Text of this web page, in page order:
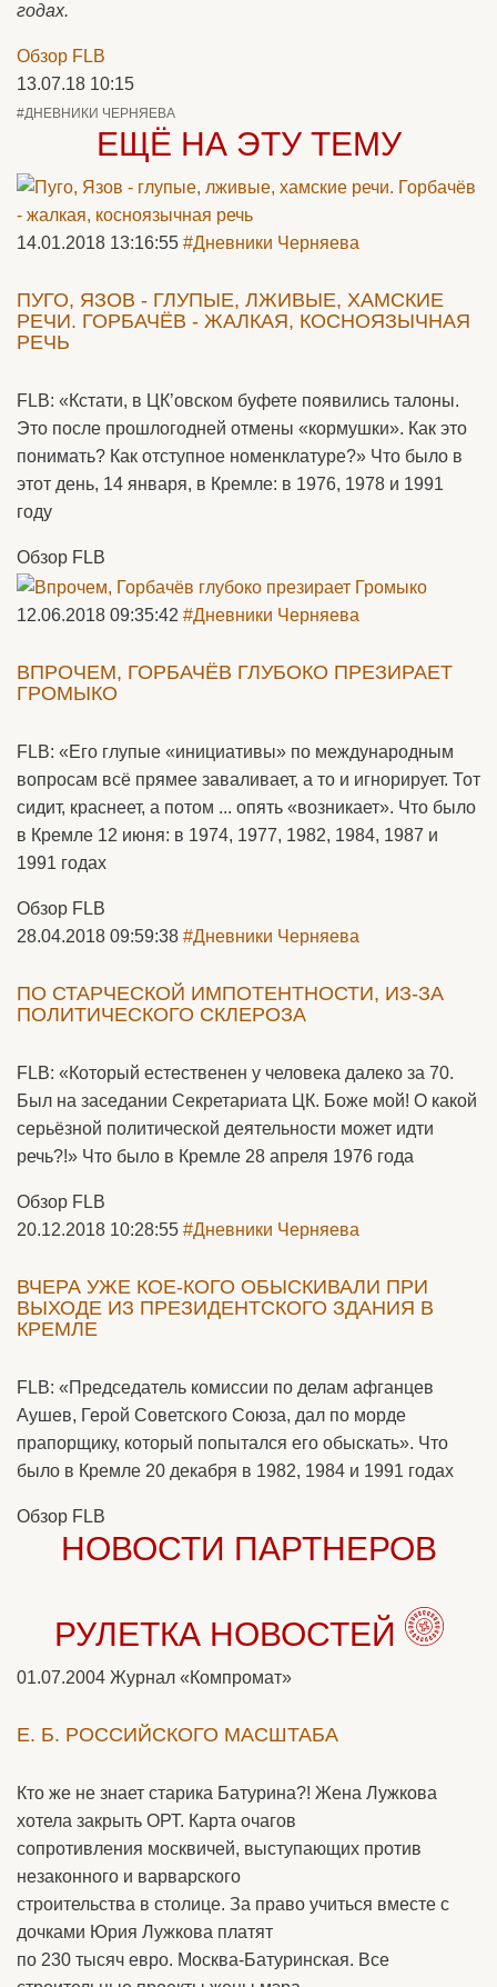
годах.
Обзор FLB
13.07.18 10:15
#ДНЕВНИКИ ЧЕРНЯЕВА
ЕЩЁ НА ЭТУ ТЕМУ
14.01.2018 13:16:55 #Дневники Черняева
ПУГО, ЯЗОВ - ГЛУПЫЕ, ЛЖИВЫЕ, ХАМСКИЕ
РЕЧИ. ГОРБАЧЁВ - ЖАЛКАЯ, КОСНОЯЗЫЧНАЯ
РЕЧЬ
FLB: «Кстати, в ЦК’овском буфете появились талоны.
Это после прошлогодней отмены «кормушки». Как это
понимать? Как отступное номенклатуре?» Что было в
этот день, 14 января, в Кремле: в 1976, 1978 и 1991
году
Обзор FLB
12.06.2018 09:35:42 #Дневники Черняева
ВПРОЧЕМ, ГОРБАЧЁВ ГЛУБОКО ПРЕЗИРАЕТ
ГРОМЫКО
FLB: «Его глупые «инициативы» по международным
вопросам всё прямее заваливает, а то и игнорирует. Тот
сидит, краснеет, а потом ... опять «возникает». Что было
в Кремле 12 июня: в 1974, 1977, 1982, 1984, 1987 и
1991 годах
Обзор FLB
28.04.2018 09:59:38 #Дневники Черняева
ПО СТАРЧЕСКОЙ ИМПОТЕНТНОСТИ, ИЗ-ЗА
ПОЛИТИЧЕСКОГО СКЛЕРОЗА
FLB: «Который естественен у человека далеко за 70.
Был на заседании Секретариата ЦК. Боже мой! О какой
серьёзной политической деятельности может идти
речь?!» Что было в Кремле 28 апреля 1976 года
Обзор FLB
20.12.2018 10:28:55 #Дневники Черняева
ВЧЕРА УЖЕ КОЕ-КОГО ОБЫСКИВАЛИ ПРИ
ВЫХОДЕ ИЗ ПРЕЗИДЕНТСКОГО ЗДАНИЯ В
КРЕМЛЕ
FLB: «Председатель комиссии по делам афганцев
Аушев, Герой Советского Союза, дал по морде
прапорщику, который попытался его обыскать». Что
было в Кремле 20 декабря в 1982, 1984 и 1991 годах
Обзор FLB
НОВОСТИ ПАРТНЕРОВ
РУЛЕТКА НОВОСТЕЙ
01.07.2004 Журнал «Компромат»
Е. Б. РОССИЙСКОГО МАСШТАБА
Кто же не знает старика Батурина?! Жена Лужкова
хотела закрыть ОРТ. Карта очагов
сопротивления москвичей, выступающих против
незаконного и варварского
строительства в столице. За право учиться вместе с
дочками Юрия Лужкова платят
по 230 тысяч евро. Москва-Батуринская. Все